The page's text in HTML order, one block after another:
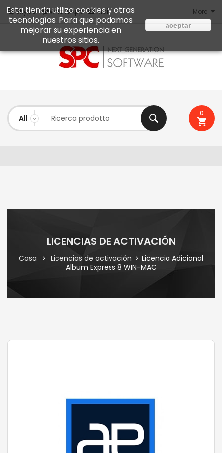
Skype WhatsApp Mail More
0
LICENCIAS DE ACTIVACIÓN
Casa Licencias de activación
Licencia Adicional
Album Express 8 WIN-MAC
Esta tienda utiliza cookies y otras
tecnologías. Para que podamos
mejorar su experiencia en
nuestros sitios.
aceptar